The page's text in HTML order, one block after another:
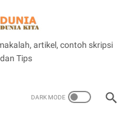
artikel, contoh skripsi
Tips